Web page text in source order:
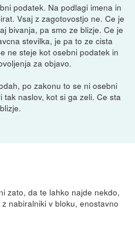
podatek. Na podlagi imena in
Vsaj z zagotovostjo ne. Ce je
bivanja, pa smo ze blizje. Ce je
stevilka, je pa to ze cista
ne steje kot osebni podatek in
za objavo.
po zakonu to se ni osebni
naslov, kot si ga zeli. Ce sta
zato, da te lahko najde nekdo,
nabiralniki v bloku, enostavno